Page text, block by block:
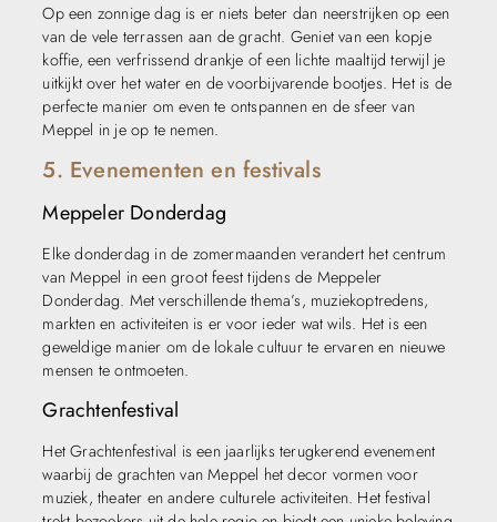
Op een zonnige dag is er niets beter dan neerstrijken op een
van de vele terrassen aan de gracht. Geniet van een kopje
koffie, een verfrissend drankje of een lichte maaltijd terwijl je
uitkijkt over het water en de voorbijvarende bootjes. Het is de
perfecte manier om even te ontspannen en de sfeer van
Meppel in je op te nemen.
5. Evenementen en festivals
Meppeler Donderdag
Elke donderdag in de zomermaanden verandert het centrum
van Meppel in een groot feest tijdens de Meppeler
Donderdag. Met verschillende thema’s, muziekoptredens,
markten en activiteiten is er voor ieder wat wils. Het is een
geweldige manier om de lokale cultuur te ervaren en nieuwe
mensen te ontmoeten.
Grachtenfestival
Het Grachtenfestival is een jaarlijks terugkerend evenement
waarbij de grachten van Meppel het decor vormen voor
muziek, theater en andere culturele activiteiten. Het festival